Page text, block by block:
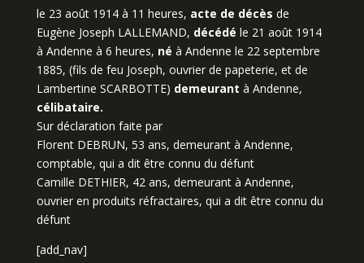
le 23 août 1914 à 11 heures, acte de décès de
Eugène Joseph LALLEMAND, décédé le 21 août 1914
à Andenne à 6 heures, né à Andenne le 22 septembre
1885, (fils de feu Joseph, ouvrier de papeterie, et de
Lambertine SCARBOTTE) demeurant à Andenne,
célibataire.
Sur déclaration faite par
Florent DEBRUN, 53 ans, demeurant à Andenne,
comptable, qui a dit être connu du défunt
Camille DETHIER, 42 ans, demeurant à Andenne,
ouvrier en produits réfractaires, qui a dit être connu du
défunt
[add_nav]